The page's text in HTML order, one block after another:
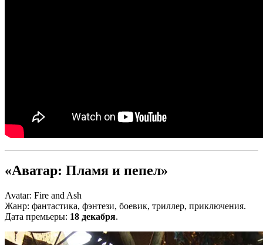
«Аватар: Пламя и пепел»
Avatar: Fire and Ash
Жанр: фантастика, фэнтези, боевик, триллер, приключения.
Дата премьеры: 18 декабря.